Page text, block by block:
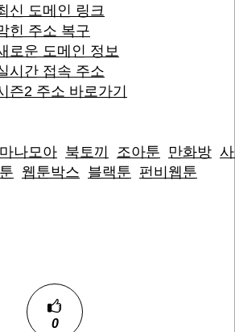
신 도메인 링크
힌 주소 복구
로운 도메인 정보
시간 접속 주소
즌2 주소 바로가기
마나모아 북토끼 조아툰 만화방
웹툰박스 블랙툰 펀비웹툰
0